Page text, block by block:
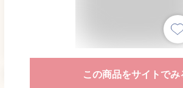
この商品をサイトでみ